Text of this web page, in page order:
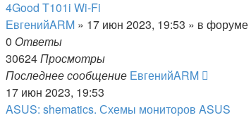
4Good T101i Wi-Fi
ЕвгенийARM » 17 июн 2023, 19:53 » в форуме
0 Ответы
30624Просмотры
Последнее сообщение ЕвгенийARM
17 июн 2023, 19:53
ASUS: shematics. Схемы мониторов ASUS